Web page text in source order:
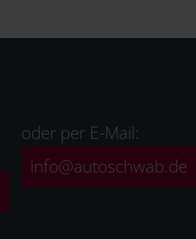
oder per E-Mail:
info@autoschwab.de